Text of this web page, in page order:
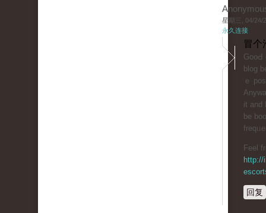
星期三, 04/24/
永久连接
冒个
GooԀ
blog
ｅ
it and
be
Feel
http://
回复